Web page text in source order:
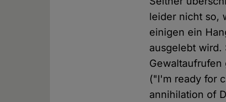
leider nicht so,
einigen ein
ausgelebt wird.
("I'm ready for
annihilation of